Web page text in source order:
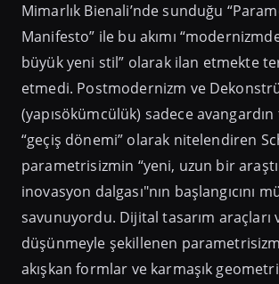
Mimarlık Bienali’nde sunduğu
Manifesto” ile bu akımı
büyük yeni stil” olarak ilan etmekte
etmedi. Postmodernizm ve
(yapısökümcülük) sadece
“geçiş dönemi” olarak nitelendiren
parametrisizmin “yeni, uzun bir
inovasyon dalgası"nın başlangıcını
savunuyordu. Dijital tasarım araçları
düşünmeyle şekillenen
akışkan formlar ve karmaşık